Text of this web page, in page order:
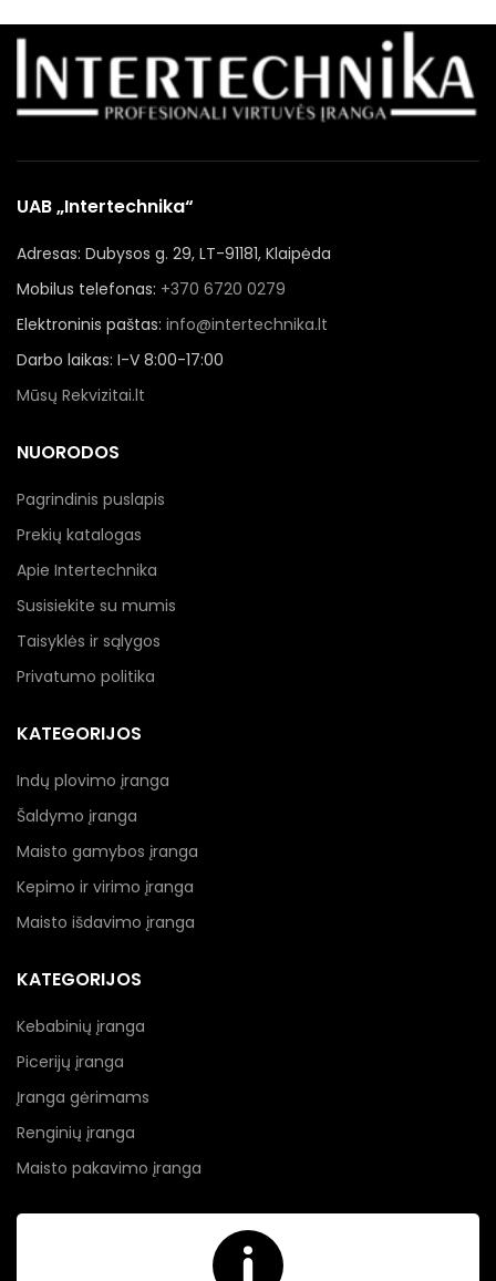
UAB „Intertechnika“
Adresas: Dubysos g. 29, LT-91181, Klaipėda
Mobilus telefonas: +370 6720 0279
Elektroninis paštas: info@intertechnika.lt
Darbo laikas: I-V 8:00-17:00
Mūsų Rekvizitai.lt
NUORODOS
Pagrindinis puslapis
Prekių katalogas
Apie Intertechnika
Susisiekite su mumis
Taisyklės ir sąlygos
Privatumo politika
KATEGORIJOS
Indų plovimo įranga
Šaldymo įranga
Maisto gamybos įranga
Kepimo ir virimo įranga
Maisto išdavimo įranga
KATEGORIJOS
Kebabinių įranga
Picerijų įranga
Įranga gėrimams
Renginių įranga
Maisto pakavimo įranga